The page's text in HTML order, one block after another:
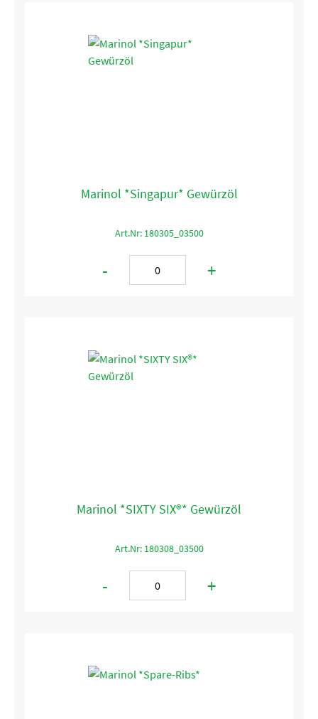
Marinol *Singapur* Gewürzöl
Art.Nr: 180305_03500
- +
Marinol *SIXTY SIX®* Gewürzöl
Art.Nr: 180308_03500
- +